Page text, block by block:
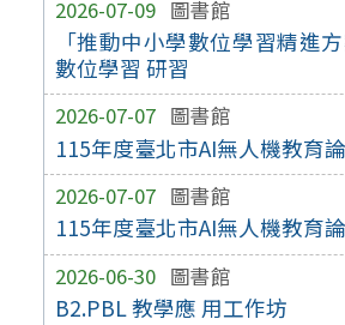
2026-07-09 圖書館
「推動中小學數位學習精進方
數位學習 研習
2026-07-07 圖書館
115年度臺北市AI無人機教育
2026-07-07 圖書館
115年度臺北市AI無人機教育
2026-06-30 圖書館
B2.PBL 教學應 用工作坊